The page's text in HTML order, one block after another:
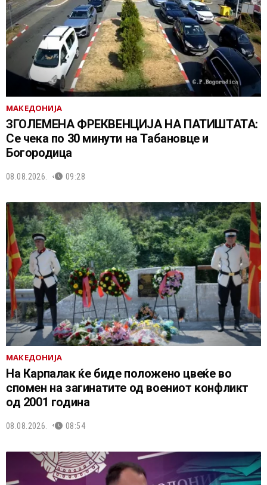
МАКЕДОНИЈА
ЗГОЛЕМЕНА ФРЕКВЕНЦИЈА НА ПАТИШТАТА:
Се чека по 30 минути на Табановце и
Богородица
08.08.2026. 09:28
МАКЕДОНИЈА
На Карпалак ќе биде положено цвеќе во
спомен на загинатите од воениот конфликт
од 2001 година
08.08.2026. 08:54